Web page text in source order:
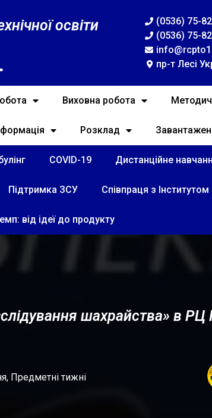
освіти
(0536) 75-
(0536) 75-
пр-т Лесі
Виховна робота
Розклад
COVID-19 Дистанційне
Підтримка ЗСУ Співпраця з
від ідеї до продукту
шахрайства» в
, Предметні тижні